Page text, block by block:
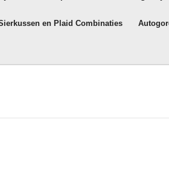
en Plaid Combinaties